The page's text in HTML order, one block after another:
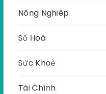
Nông Nghiêp
Số Hoá
Sức Khoẻ
Tài Chính